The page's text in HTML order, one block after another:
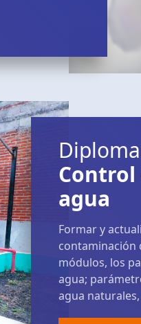
agua
Formar y
contaminación
módulos, los
agua;
agua